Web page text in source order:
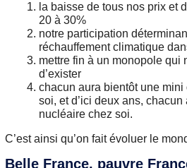
la baisse de tous nos prix et
20 à 30%
notre participation
réchauffement climatique
mettre fin à un monopole qui
d’exister
chacun aura bientôt une
soi, et d’ici deux ans,
nucléaire chez soi.
C’est ainsi qu’on fait évoluer le
Belle France, pauvre